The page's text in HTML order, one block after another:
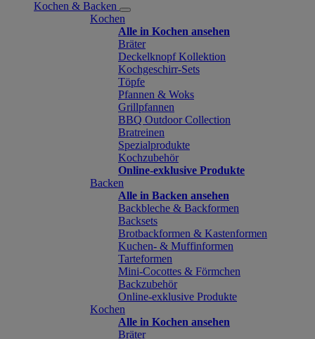
Kochen & Backen
Kochen
Alle in Kochen ansehen
Bräter
Deckelknopf Kollektion
Kochgeschirr-Sets
Töpfe
Pfannen & Woks
Grillpfannen
BBQ Outdoor Collection
Bratreinen
Spezialprodukte
Kochzubehör
Online-exklusive Produkte
Backen
Alle in Backen ansehen
Backbleche & Backformen
Backsets
Brotbackformen & Kastenformen
Kuchen- & Muffinformen
Tarteformen
Mini-Cocottes & Förmchen
Backzubehör
Online-exklusive Produkte
Kochen
Alle in Kochen ansehen
Bräter